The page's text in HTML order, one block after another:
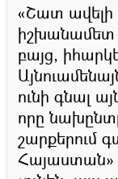
«Շատ ավելի
իշխանամետ
բայց,
ունի գնալ
որը
շարքերում
Հայաստան»